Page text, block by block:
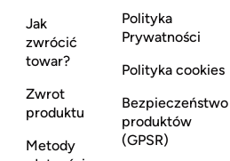
Jak
zwrócić
towar?
Zwrot
produktu
Metody
Polityka
Prywatności
Polityka cookies
Bezpieczeństwo
produktów
(GPSR)